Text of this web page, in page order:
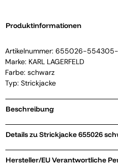
Produktinformationen
Artikelnummer: 655026-
Marke: KARL LAGERFELD
Farbe: schwarz
Typ: Strickjacke
Beschreibung
Details zu Strickjacke
Hersteller/EU Verantwortliche